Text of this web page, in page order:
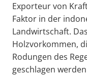
Exporteur von
Faktor in der
Landwirtschaft.
Holzvorkommen,
Rodungen des
geschlagen